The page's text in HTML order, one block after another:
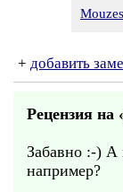
Mouzes
+ добавить
Рецензия на
Забавно :-) А
например?